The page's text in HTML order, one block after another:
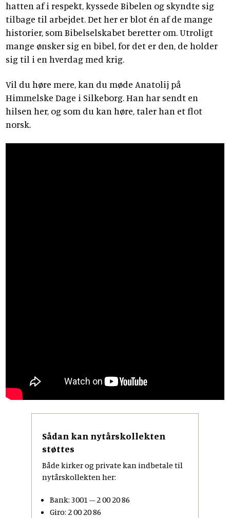
hatten af i respekt, kyssede Bibelen og skyndte sig
tilbage til arbejdet. Det her er blot én af de mange
historier, som Bibelselskabet beretter om. Utroligt
mange ønsker sig en bibel, for det er den, de holder
sig til i en hverdag med krig.
Vil du høre mere, kan du møde Anatolij på
Himmelske Dage i Silkeborg. Han har sendt en
hilsen her, og som du kan høre, taler han et flot
norsk.
Sådan kan nytårskollekten
støttes
Både kirker og private kan indbetale til
nytårskollekten her:
Bank: 3001 – 2 00 20 86
Giro: 2 00 20 86